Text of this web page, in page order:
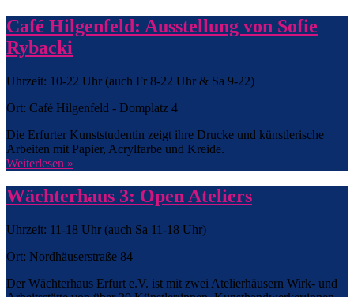
Café Hilgenfeld: Ausstellung von Sofie
Rybacki
Uhrzeit: 10-22 Uhr (auch Fr 8-22 Uhr & Sa 9-22)
Ort: Café Hilgenfeld - Domplatz 4
Die Erfurter Kunststudentin zeigt ihre Drucke und künstlerische
Arbeiten mit Papier, Acrylfarbe und Kreide.
Weiterlesen »
Wächterhaus 3: Open Ateliers
Uhrzeit: 11-18 Uhr (auch Sa 11-18 Uhr)
Ort: Nordhäuserstraße 84
Der Wächterhaus Erfurt e.V. ist mit zwei Atelierhäusern Wirk- und